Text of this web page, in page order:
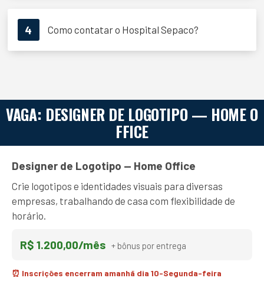
4 Como contatar o Hospital Sepaco?
VAGA: DESIGNER DE LOGOTIPO — HOME O
FFICE
Designer de Logotipo — Home Office
Crie logotipos e identidades visuais para diversas
empresas, trabalhando de casa com flexibilidade de
horário.
R$ 1.200,00/mês + bônus por entrega
⏰ Inscrições encerram amanhã dia 10-Segunda-feira